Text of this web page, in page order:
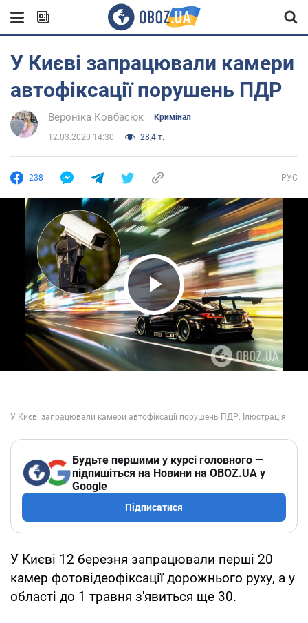
У Києві запрацювали камери
автофіксації порушень ПДР
Вероніка Ковбасюк Кримінал
12.03.2020 14:30 28,4 т.
238 РУС
Play Video
Будьте першими у курсі головного —
підпишіться на Новини на OBOZ.UA у
Google
Підписатися
У Києві 12 березня запрацювали перші 20
камер фотовідеофіксації дорожнього руху, а у
області до 1 травня з'явиться ще 30.